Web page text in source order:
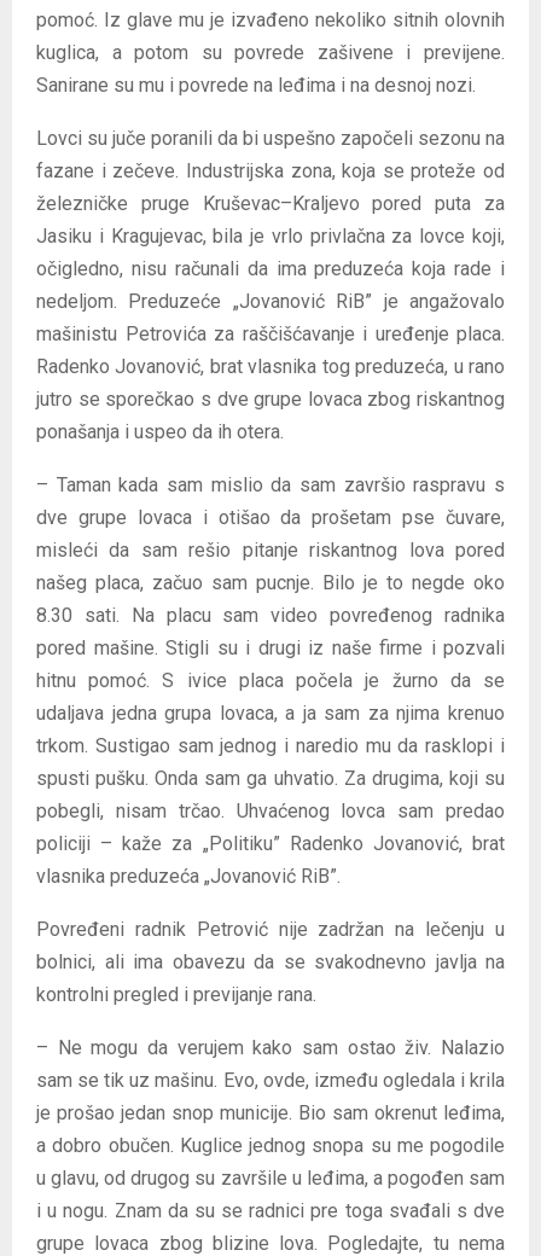
pomoć. Iz glave mu je izvađeno nekoliko sitnih olovnih
kuglica, a potom su povrede zašivene i previjene.
Sanirane su mu i povrede na leđima i na desnoj nozi.
Lovci su juče poranili da bi uspešno započeli sezonu na
fazane i zečeve. Industrijska zona, koja se proteže od
železničke pruge Kruševac–Kraljevo pored puta za
Jasiku i Kragujevac, bila je vrlo privlačna za lovce koji,
očigledno, nisu računali da ima preduzeća koja rade i
nedeljom. Preduzeće „Jovanović RiB” je angažovalo
mašinistu Petrovića za raščišćavanje i uređenje placa.
Radenko Jovanović, brat vlasnika tog preduzeća, u rano
jutro se sporečkao s dve grupe lovaca zbog riskantnog
ponašanja i uspeo da ih otera.
– Taman kada sam mislio da sam završio raspravu s
dve grupe lovaca i otišao da prošetam pse čuvare,
misleći da sam rešio pitanje riskantnog lova pored
našeg placa, začuo sam pucnje. Bilo je to negde oko
8.30 sati. Na placu sam video povređenog radnika
pored mašine. Stigli su i drugi iz naše firme i pozvali
hitnu pomoć. S ivice placa počela je žurno da se
udaljava jedna grupa lovaca, a ja sam za njima krenuo
trkom. Sustigao sam jednog i naredio mu da rasklopi i
spusti pušku. Onda sam ga uhvatio. Za drugima, koji su
pobegli, nisam trčao. Uhvaćenog lovca sam predao
policiji – kaže za „Politiku” Radenko Jovanović, brat
vlasnika preduzeća „Jovanović RiB”.
Povređeni radnik Petrović nije zadržan na lečenju u
bolnici, ali ima obavezu da se svakodnevno javlja na
kontrolni pregled i previjanje rana.
– Ne mogu da verujem kako sam ostao živ. Nalazio
sam se tik uz mašinu. Evo, ovde, između ogledala i krila
je prošao jedan snop municije. Bio sam okrenut leđima,
a dobro obučen. Kuglice jednog snopa su me pogodile
u glavu, od drugog su završile u leđima, a pogođen sam
i u nogu. Znam da su se radnici pre toga svađali s dve
grupe lovaca zbog blizine lova. Pogledajte, tu nema